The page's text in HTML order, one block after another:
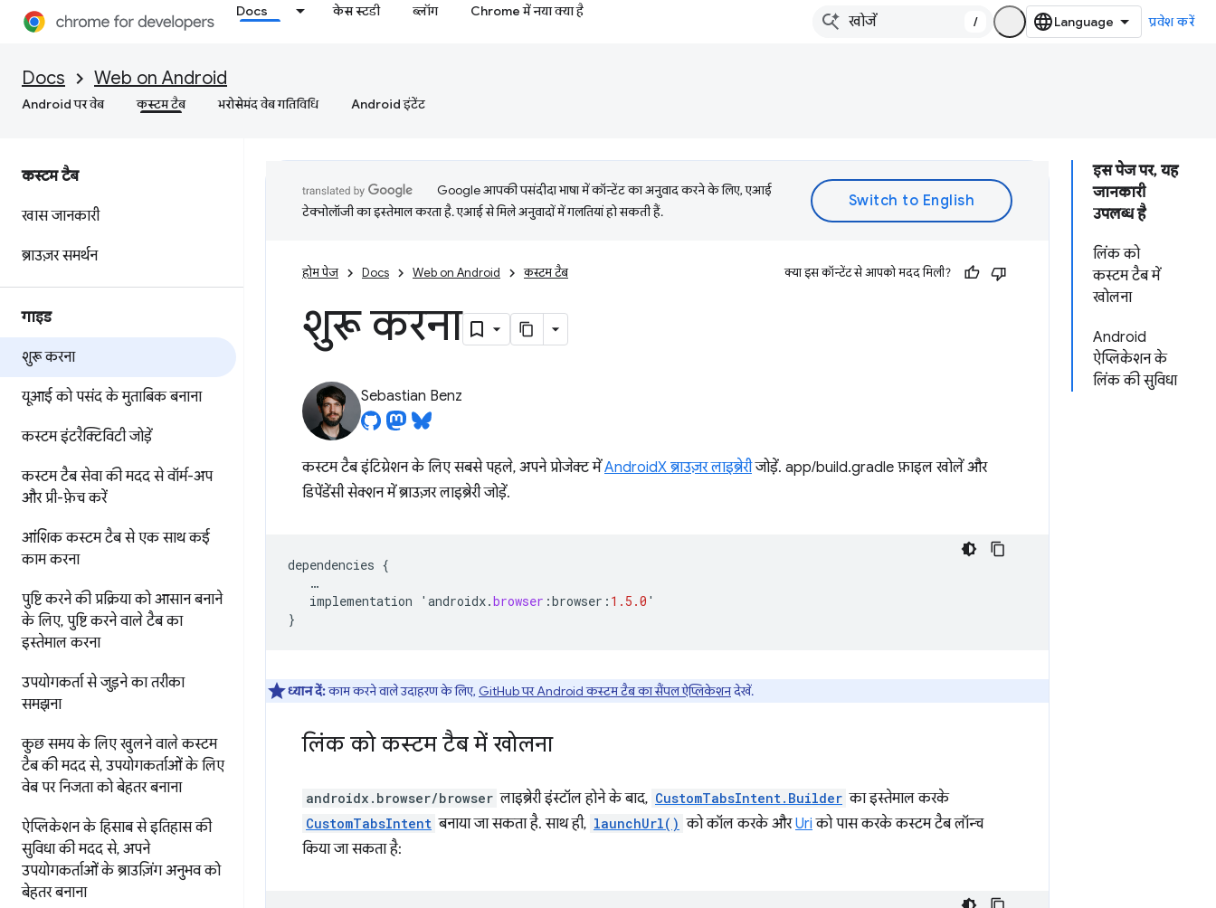
Docs केस स्टडी ब्लॉग Chrome में नया क्या है
/ प्रवेश करें
Docs Web on Android
Android पर वेब कस्‍टम टैब भरोसेमंद वेब गतिविधि Android इंटेंट
कस्‍टम टैब
खास जानकारी
ब्राउज़र समर्थन
गाइड
शुरू करना
यूआई को पसंद के मुताबिक बनाना
कस्टम इंटरैक्टिविटी जोड़ें
कस्टम टैब सेवा की मदद से वॉर्म-अप
और प्री-फ़ेच करें
आंशिक कस्टम टैब से एक साथ कई
काम करना
पुष्टि करने की प्रक्रिया को आसान बनाने
के लिए, पुष्टि करने वाले टैब का
इस्तेमाल करना
उपयोगकर्ता से जुड़ने का तरीका
समझना
कुछ समय के लिए खुलने वाले कस्टम
टैब की मदद से, उपयोगकर्ताओं के लिए
वेब पर निजता को बेहतर बनाना
ऐप्लिकेशन के हिसाब से इतिहास की
सुविधा की मदद से, अपने
उपयोगकर्ताओं के ब्राउज़िंग अनुभव को
बेहतर बनाना
इस पेज पर, यह
जानकारी
उपलब्ध है
लिंक को
कस्टम टैब में
खोलना
Android
ऐप्लिकेशन के
लिंक की सुविधा
Google आपकी पसंदीदा भाषा में कॉन्टेंट का अनुवाद करने के लिए, एआई
टेक्नोलॉजी का इस्तेमाल करता है. एआई से मिले अनुवादों में गलतियां हो सकती हैं.
होम पेज Docs Web on Android कस्‍टम टैब क्या इस कॉन्टेंट से आपको मदद मिली?
शुरू करना
Sebastian Benz
कस्टम टैब इंटिग्रेशन के लिए सबसे पहले, अपने प्रोजेक्ट मेंAndroidX ब्राउज़र लाइब्रेरीजोड़ें. app/build.gradle फ़ाइल खोलें और
डिपेंडेंसी सेक्शन में ब्राउज़र लाइब्रेरी जोड़ें.
dependencies {
…
implementation
' androidx.browser :browser : 1.5.0 '
}
ध्यान दें:काम करने वाले उदाहरण के लिए, GitHub पर Android कस्टम टैब का सैंपल ऐप्लिकेशनदेखें.
लिंक को कस्टम टैब में खोलना
androidx.browser/browser लाइब्रेरी इंस्टॉल होने के बाद, CustomTabsIntent.Builder का इस्तेमाल करके
CustomTabsIntent बनाया जा सकता है. साथ ही, launchUrl() को कॉल करके औरUri को पास करके कस्टम टैब लॉन्च
किया जा सकता है: